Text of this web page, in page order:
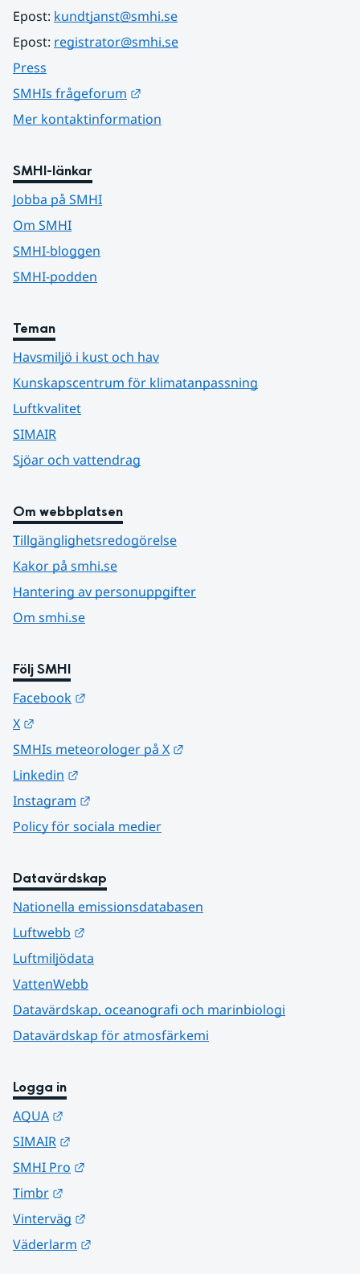
Epost: kundtjanst@smhi.se
Epost: registrator@smhi.se
Press
SMHIs frågeforum
Mer kontaktinformation
SMHI-länkar
Jobba på SMHI
Om SMHI
SMHI-bloggen
SMHI-podden
Teman
Havsmiljö i kust och hav
Kunskapscentrum för klimatanpassning
Luftkvalitet
SIMAIR
Sjöar och vattendrag
Om webbplatsen
Tillgänglighetsredogörelse
Kakor på smhi.se
Hantering av personuppgifter
Om smhi.se
Följ SMHI
Facebook
X
SMHIs meteorologer på X
Linkedin
Instagram
Policy för sociala medier
Datavärdskap
Nationella emissionsdatabasen
Luftwebb
Luftmiljödata
VattenWebb
Datavärdskap, oceanografi och marinbiologi
Datavärdskap för atmosfärkemi
Logga in
AQUA
SIMAIR
SMHI Pro
Timbr
Vinterväg
Väderlarm